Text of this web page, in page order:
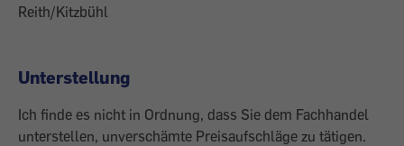
Reith/Kitzbühl
Unterstellung
Ich finde es nicht in Ordnung, dass Sie dem Fachhandel
unterstellen, unverschämte Preisaufschläge zu tätigen.